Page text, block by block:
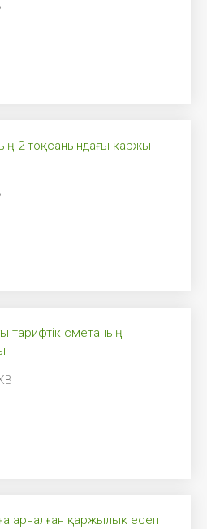
2-тоқсанындағы қаржы
тарифтік сметаның
арналған қаржылық есеп